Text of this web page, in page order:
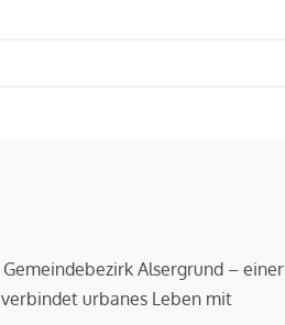
Alsergrund – einer
urbanes Leben mit